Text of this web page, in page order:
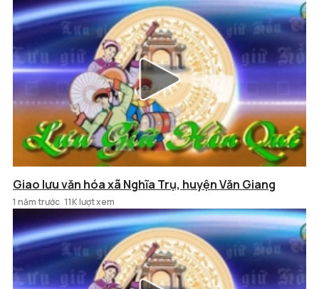
Giao lưu văn hóa xã Nghĩa Trụ, huyện Văn Giang
1 năm trước 11K lượt xem